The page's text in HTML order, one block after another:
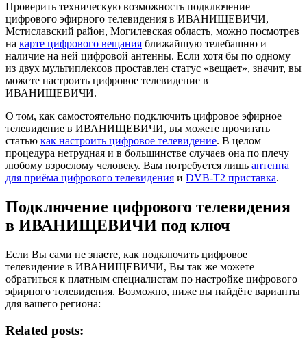
Проверить техническую возможность подключение
цифрового эфирного телевидения в ИВАНИЩЕВИЧИ,
Мстиславский район, Могилевская область, можно посмотрев
на карте цифрового вещания ближайшую телебашню и
наличие на ней цифровой антенны. Если хотя бы по одному
из двух мультиплексов проставлен статус «вещает», значит, вы
можете настроить цифровое телевидение в
ИВАНИЩЕВИЧИ.
О том, как самостоятельно подключить цифровое эфирное
телевидение в ИВАНИЩЕВИЧИ, вы можете прочитать
статью как настроить цифровое телевидение. В целом
процедура нетрудная и в большинстве случаев она по плечу
любому взрослому человеку. Вам потребуется лишь антенна
для приёма цифрового телевидения и DVB-T2 приставка.
Подключение цифрового телевидения
в ИВАНИЩЕВИЧИ под ключ
Если Вы сами не знаете, как подключить цифровое
телевидение в ИВАНИЩЕВИЧИ, Вы так же можете
обратиться к платным специалистам по настройке цифрового
эфирного телевидения. Возможно, ниже вы найдёте варианты
для вашего региона:
Related posts: